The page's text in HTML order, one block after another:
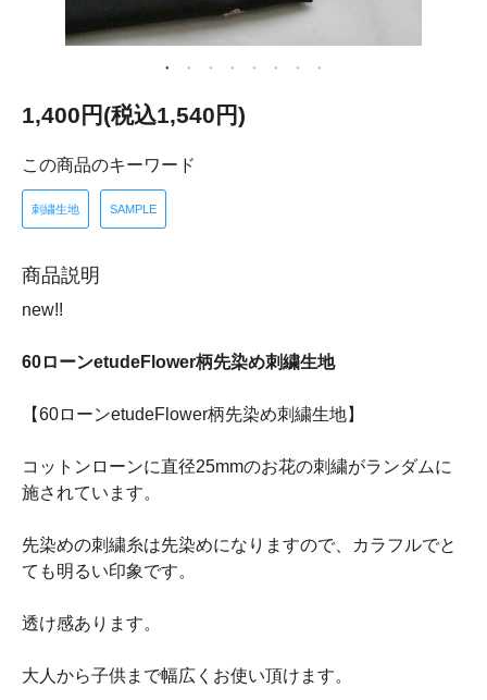
1,400円(税込1,540円)
この商品のキーワード
刺繍生地 SAMPLE
商品説明
new!!
60ローンetudeFlower柄先染め刺繍生地
【60ローンetudeFlower柄先染め刺繍生地】
コットンローンに直径25mmのお花の刺繍がランダムに
施されています。
先染めの刺繍糸は先染めになりますので、カラフルでと
ても明るい印象です。
透け感あります。
大人から子供まで幅広くお使い頂けます。